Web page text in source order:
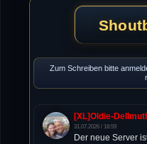
Zum Schreiben bitte
[XL]Oldie-
31.07.2026 / 18:59
Der neue Server